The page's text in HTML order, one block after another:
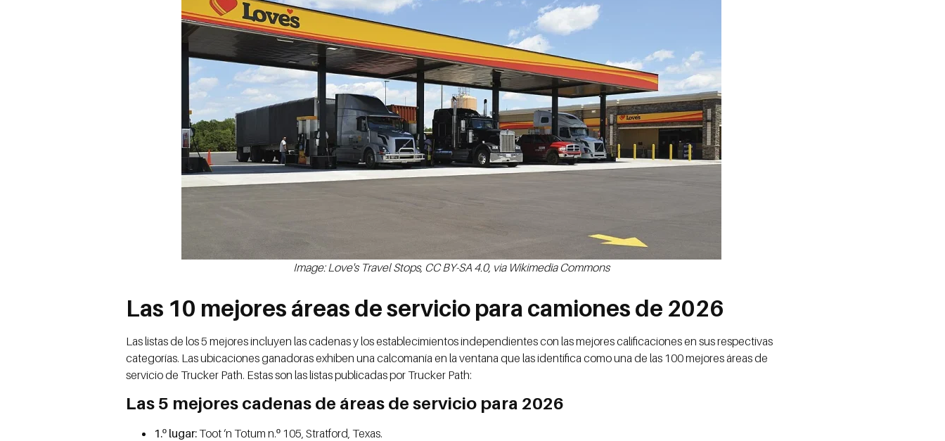
Image: Love's Travel Stops, CC BY-SA 4.0, via Wikimedia Commons
Las 10 mejores áreas de servicio para camiones de 2026
Las listas de los 5 mejores incluyen las cadenas y los establecimientos independientes con las mejores calificaciones en sus respectivas
categorías. Las ubicaciones ganadoras exhiben una calcomanía en la ventana que las identifica como una de las 100 mejores áreas de
servicio de Trucker Path. Estas son las listas publicadas por Trucker Path:
Las 5 mejores cadenas de áreas de servicio para 2026
1.º lugar:Toot ‘n Totum n.º 105, Stratford, Texas.